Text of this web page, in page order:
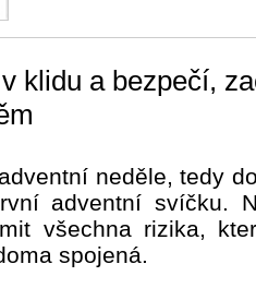
klidu a bezpečí,
neděle, tedy
adventní svíčku.
všechna rizika,
spojená.